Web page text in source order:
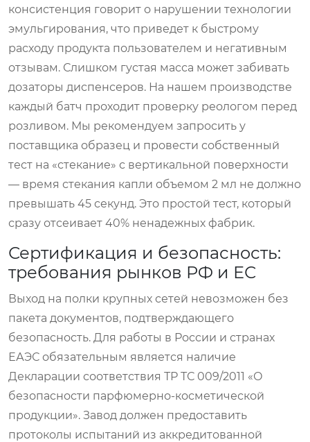
консистенция говорит о нарушении технологии
эмульгирования, что приведет к быстрому
расходу продукта пользователем и негативным
отзывам. Слишком густая масса может забивать
дозаторы диспенсеров. На нашем производстве
каждый батч проходит проверку реологом перед
розливом. Мы рекомендуем запросить у
поставщика образец и провести собственный
тест на «стекание» с вертикальной поверхности
— время стекания капли объемом 2 мл не должно
превышать 45 секунд. Это простой тест, который
сразу отсеивает 40% ненадежных фабрик.
Сертификация и безопасность:
требования рынков РФ и ЕС
Выход на полки крупных сетей невозможен без
пакета документов, подтверждающего
безопасность. Для работы в России и странах
ЕАЭС обязательным является наличие
Декларации соответствия ТР ТС 009/2011 «О
безопасности парфюмерно-косметической
продукции». Завод должен предоставить
протоколы испытаний из аккредитованной